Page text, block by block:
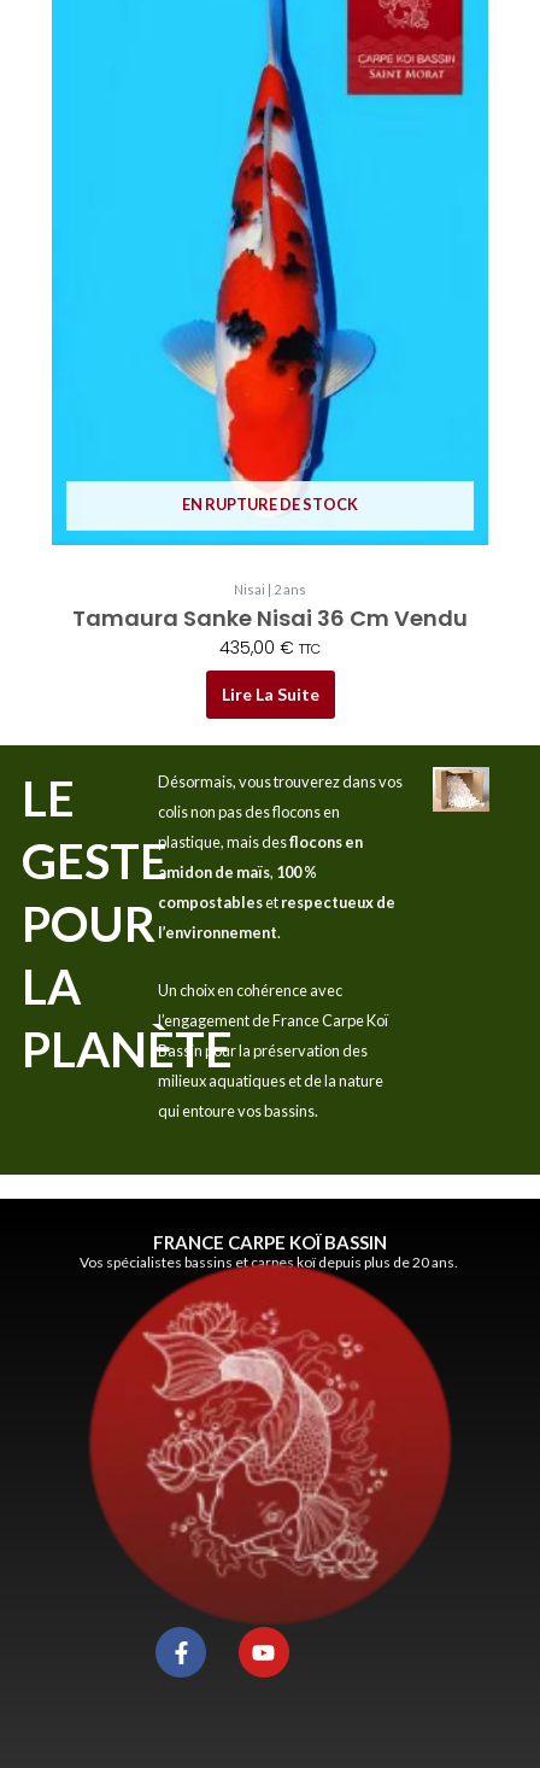
EN RUPTURE DE STOCK
Nisai | 2 ans
Tamaura Sanke Nisai 36 Cm Vendu
435,00 € TTC
Lire La Suite
LE
GESTE
POUR
LA
PLANÈTE
Désormais, vous trouverez dans vos
colis non pas des flocons en
plastique, mais desflocons en
amidon de maïs, 100 %
compostablesetrespectueux de
l’environnement.
Un choix en cohérence avec
l’engagement de France Carpe Koï
Bassin pour la préservation des
milieux aquatiques et de la nature
qui entoure vos bassins.
FRANCE CARPE KOÏ BASSIN
Vos spécialistes bassins et carpes koï depuis plus de 20 ans.
F
a
c
Y
o
u